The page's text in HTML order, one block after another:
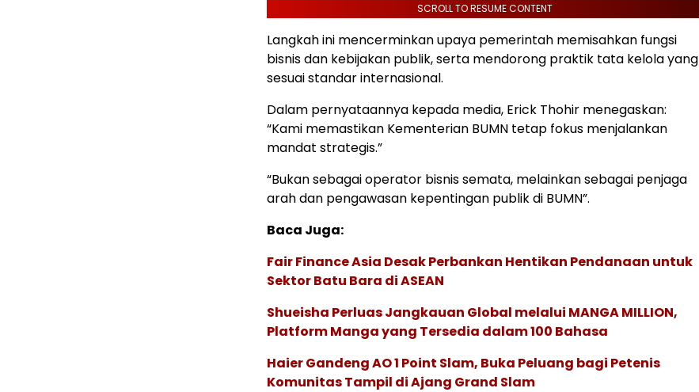
SCROLL TO RESUME CONTENT
Langkah ini mencerminkan upaya pemerintah memisahkan fungsi
bisnis dan kebijakan publik, serta mendorong praktik tata kelola yang
sesuai standar internasional.
Dalam pernyataannya kepada media, Erick Thohir menegaskan:
“Kami memastikan Kementerian BUMN tetap fokus menjalankan
mandat strategis.”
“Bukan sebagai operator bisnis semata, melainkan sebagai penjaga
arah dan pengawasan kepentingan publik di BUMN”.
Baca Juga:
Fair Finance Asia Desak Perbankan Hentikan Pendanaan untuk
Sektor Batu Bara di ASEAN
Shueisha Perluas Jangkauan Global melalui MANGA MILLION,
Platform Manga yang Tersedia dalam 100 Bahasa
Haier Gandeng AO 1 Point Slam, Buka Peluang bagi Petenis
Komunitas Tampil di Ajang Grand Slam